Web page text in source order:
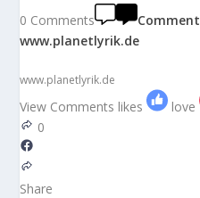
0 Comments
www.planetlyrik.de
www.planetlyrik.de
View Comments likes love
0
Share